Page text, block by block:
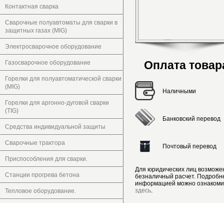
Контактная сварка
Сварочные полуавтоматы для сварки в
защитных газах (MIG)
Электросварочное оборудование
Газосварочное оборудование
Горелки для полуавтоматической сварки
(MIG)
Горелки для аргонно-дуговой сварки
(TIG)
Средства индивидуальной защиты
Сварочные трактора
Приспособления для сварки.
Станции прогрева бетона
Тепловое оборудование.
Оплата
Наличными
Банковский перевод
Почтовый перевод
Для юридических лиц
безналичный расчет.
информацией можно
здесь.